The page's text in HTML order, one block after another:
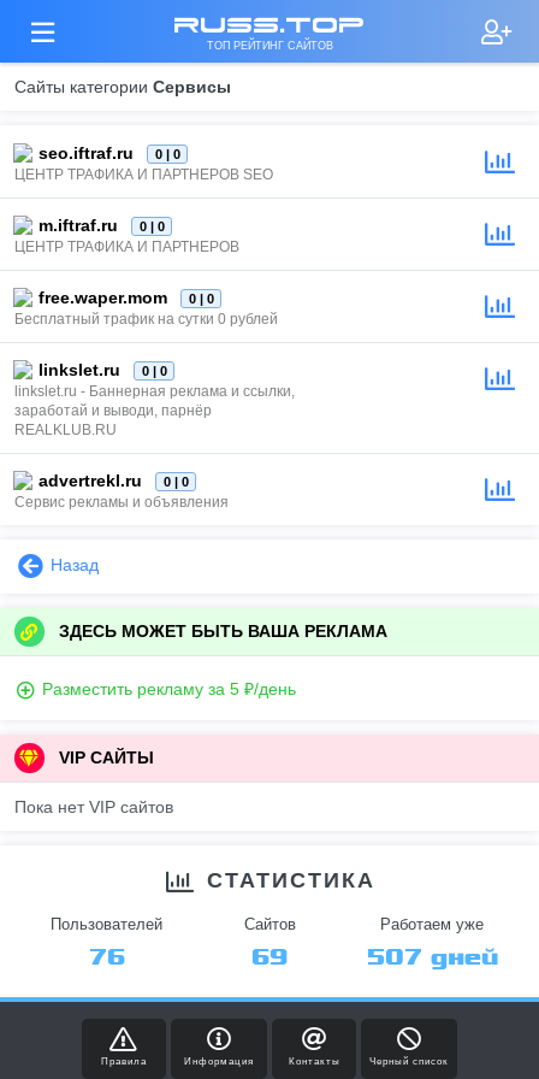
russ.top
ТОП РЕЙТИНГ САЙТОВ
Сайты категории Сервисы
seo.iftraf.ru 0 | 0
ЦЕНТР ТРАФИКА И ПАРТНЕРОВ SEO
m.iftraf.ru 0 | 0
ЦЕНТР ТРАФИКА И ПАРТНЕРОВ
free.waper.mom 0 | 0
Бесплатный трафик на сутки 0 рублей
linkslet.ru 0 | 0
linkslet.ru - Баннерная реклама и ссылки,
заработай и выводи, парнёр
REALKLUB.RU
advertrekl.ru 0 | 0
Сервис рекламы и объявления
Назад
ЗДЕСЬ МОЖЕТ БЫТЬ ВАША РЕКЛАМА
Разместить рекламу за 5 ₽/день
VIP САЙТЫ
Пока нет VIP сайтов
СТАТИСТИКА
Пользователей
76
Сайтов
69
Работаем уже
507 дней
Правила Информация Контакты Черный список